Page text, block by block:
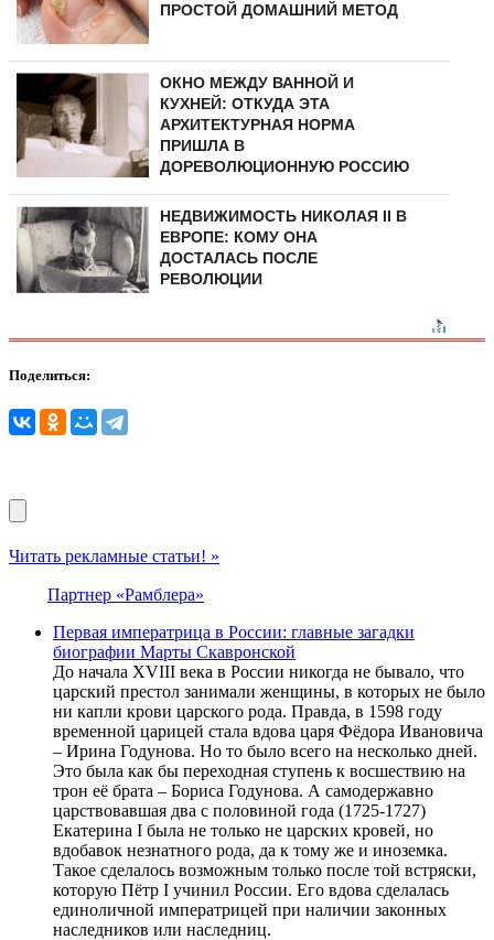
ПРОСТОЙ ДОМАШНИЙ МЕТОД
ОКНО МЕЖДУ ВАННОЙ И
КУХНЕЙ: ОТКУДА ЭТА
АРХИТЕКТУРНАЯ НОРМА
ПРИШЛА В
ДОРЕВОЛЮЦИОННУЮ РОССИЮ
НЕДВИЖИМОСТЬ НИКОЛАЯ II В
ЕВРОПЕ: КОМУ ОНА
ДОСТАЛАСЬ ПОСЛЕ
РЕВОЛЮЦИИ
Поделиться:
Читать рекламные статьи! »
Партнер «Рамблера»
Первая императрица в России: главные загадки
биографии Марты Скавронской
До начала XVIII века в России никогда не бывало, что
царский престол занимали женщины, в которых не было
ни капли крови царского рода. Правда, в 1598 году
временной царицей стала вдова царя Фёдора Ивановича
– Ирина Годунова. Но то было всего на несколько дней.
Это была как бы переходная ступень к восшествию на
трон её брата – Бориса Годунова. А самодержавно
царствовавшая два с половиной года (1725-1727)
Екатерина I была не только не царских кровей, но
вдобавок незнатного рода, да к тому же и иноземка.
Такое сделалось возможным только после той встряски,
которую Пётр I учинил России. Его вдова сделалась
единоличной императрицей при наличии законных
наследников или наследниц.